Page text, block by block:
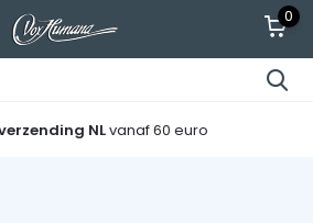
0
NLvanaf 60 euro